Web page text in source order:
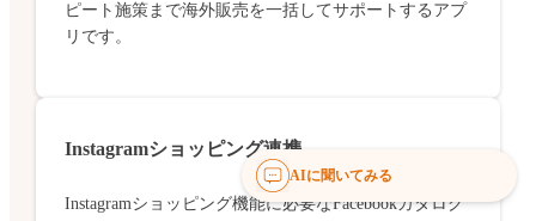
ピート施策まで海外販売を一括してサポートするアプ
リです。
Instagramショッピング連携
Instagramショッピング機能に必要なFacebookカタログ
AIに聞いてみる